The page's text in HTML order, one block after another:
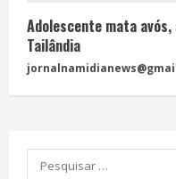
Adolescente mata
Tailândia